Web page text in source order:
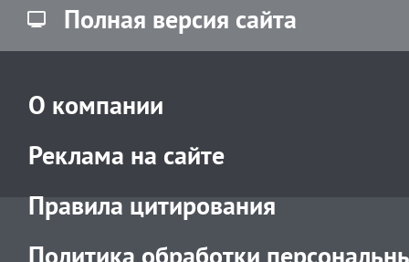
Полная версия сайта
О компании
Реклама на сайте
Правила цитирования
Политика обработки